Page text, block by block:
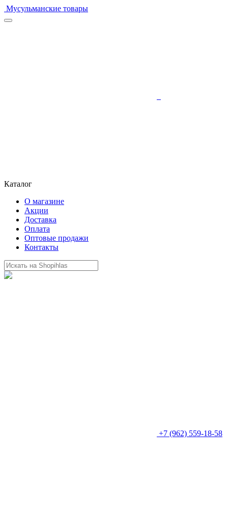
Мусульманские товары
Каталог
О магазине
Акции
Доставка
Оплата
Оптовые продажи
Контакты
+7 (962) 559-18-58